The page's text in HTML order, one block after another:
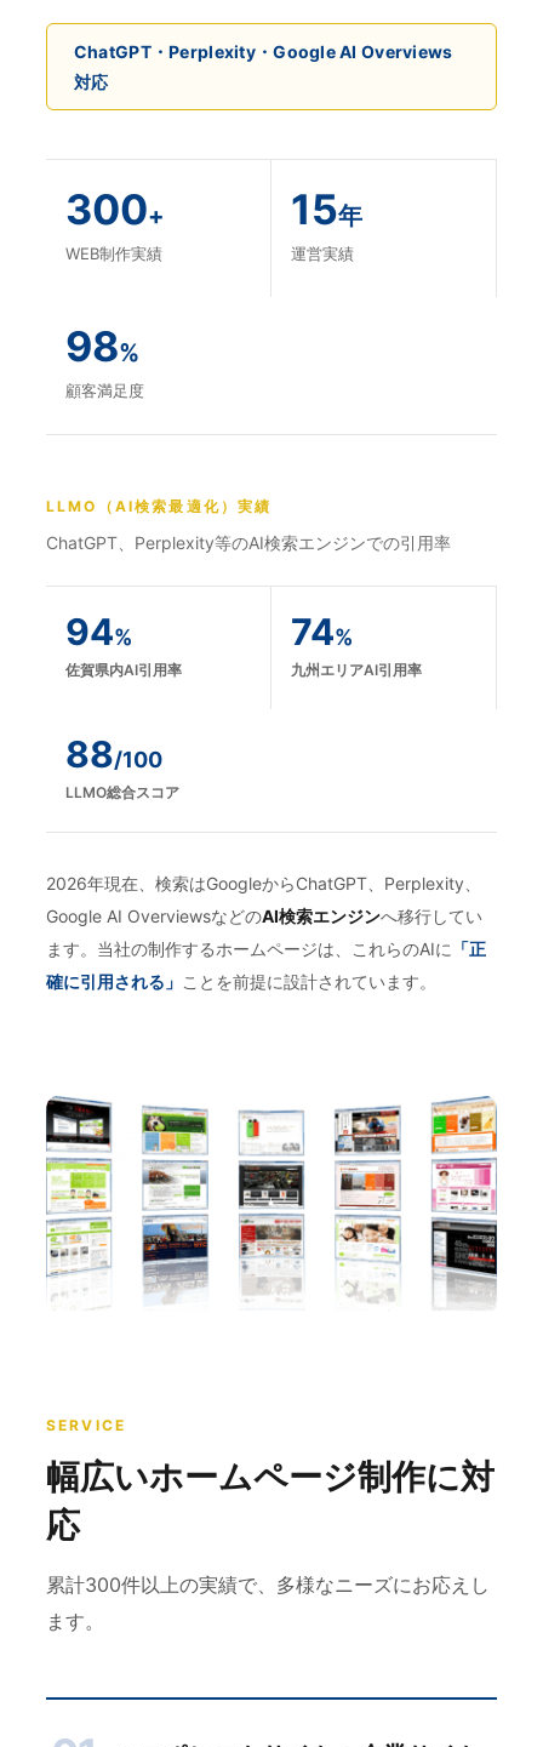
ChatGPT・Perplexity・Google AI Overviews
対応
300+
WEB制作実績
15年
運営実績
98%
顧客満足度
LLMO（AI検索最適化）実績
ChatGPT、Perplexity等のAI検索エンジンでの引用率
94%
佐賀県内AI引用率
74%
九州エリアAI引用率
88/100
LLMO総合スコア
2026年現在、検索はGoogleからChatGPT、Perplexity、
Google AI OverviewsなどのAI検索エンジンへ移行してい
ます。当社の制作するホームページは、これらのAIに 「正
確に引用される」 ことを前提に設計されています。
SERVICE
幅広いホームページ制作に対
応
累計300件以上の実績で、多様なニーズにお応えし
ます。